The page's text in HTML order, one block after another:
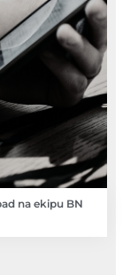
na ekipu BN